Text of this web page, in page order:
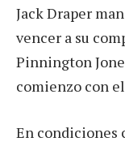
Jack Draper
vencer a su
Pinnington
comienzo con
En condiciones